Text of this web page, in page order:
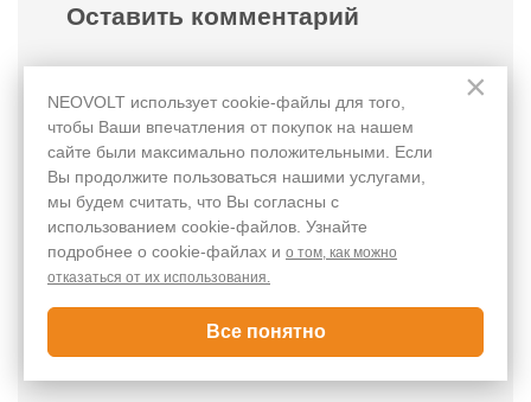
×
NEOVOLT использует cookie-файлы для того,
чтобы Ваши впечатления от покупок на нашем
сайте были максимально положительными. Если
Вы продолжите пользоваться нашими услугами,
мы будем считать, что Вы согласны с
использованием cookie-файлов. Узнайте
подробнее о cookie-файлах и о том, как можно
отказаться от их использования.
Все понятно
Оставить комментарий